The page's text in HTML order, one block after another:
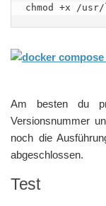
chmod +x /
Am besten du
Versionsnummer
noch die
abgeschlossen.
Test